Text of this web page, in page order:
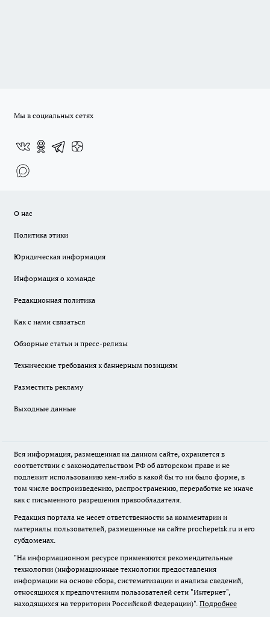
Мы в социальных сетях
О нас
Политика этики
Юридическая информация
Информация о команде
Редакционная политика
Как с нами связаться
Обзорные статьи и пресс-релизы
Технические требования к баннерным позициям
Разместить рекламу
Выходные данные
Вся информация, размещенная на данном сайте, охраняется в
соответствии с законодательством РФ об авторском праве и не
подлежит использованию кем-либо в какой бы то ни было форме, в
том числе воспроизведению, распространению, переработке не иначе
как с письменного разрешения правообладателя.
Редакция портала не несет ответственности за комментарии и
материалы пользователей, размещенные на сайте prochepetsk.ru и его
субдоменах.
"На информационном ресурсе применяются рекомендательные
технологии (информационные технологии предоставления
информации на основе сбора, систематизации и анализа сведений,
относящихся к предпочтениям пользователей сети "Интернет",
находящихся на территории Российской Федерации)". Подробнее